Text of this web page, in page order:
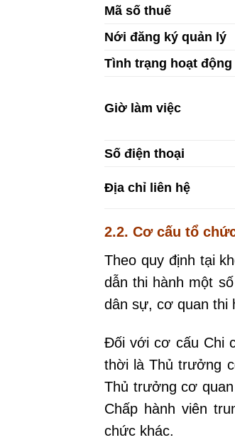
Mã số thuế
Nới đăng ký quản lý
Tình trạng hoạt động
Giờ làm việc
Số điện thoại
Địa chỉ liên hệ
2.2. Cơ cấu tổ
Theo quy định tại
dẫn thi hành một
dân sự, cơ quan thi
Đối với cơ cấu Chi
thời là Thủ trưởng
Thủ trưởng cơ
Chấp hành viên
chức khác.